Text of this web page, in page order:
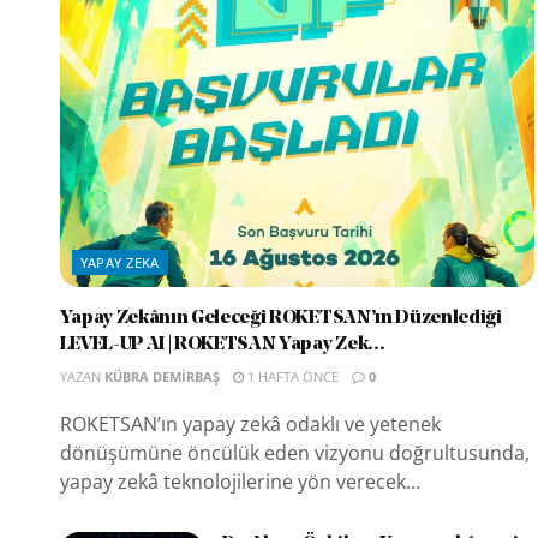
YAPAY ZEKA
Yapay Zekânın Geleceği ROKETSAN’ın Düzenlediği
LEVEL-UP AI | ROKETSAN Yapay Zek...
YAZAN KÜBRA DEMIRBAŞ 1 HAFTA ÖNCE 0
ROKETSAN’ın yapay zekâ odaklı ve yetenek
dönüşümüne öncülük eden vizyonu doğrultusunda,
yapay zekâ teknolojilerine yön verecek...